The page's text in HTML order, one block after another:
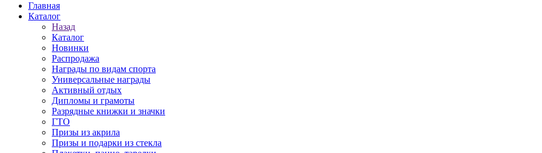
Главная
Каталог
Назад
Каталог
Новинки
Распродажа
Награды по видам спорта
Универсальные награды
Активный отдых
Дипломы и грамоты
Разрядные книжки и значки
ГТО
Призы из акрила
Призы и подарки из стекла